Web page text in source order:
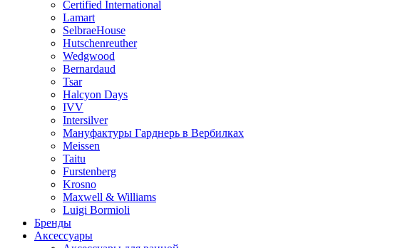
Certified International
Lamart
SelbraeHouse
Hutschenreuther
Wedgwood
Bernardaud
Tsar
Halcyon Days
IVV
Intersilver
Мануфактуры Гарднерь в Вербилках
Meissen
Taitu
Furstenberg
Krosno
Maxwell & Williams
Luigi Bormioli
Бренды
Аксессуары